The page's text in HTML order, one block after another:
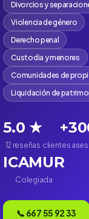
Divorcios y
Violencia de género
Derecho penal
Custodia y menores
Comunidades de
Liquidación de
5.0 ★
12 reseñas clientes
ICAMUR
Colegiada
📞 667 55 92 33